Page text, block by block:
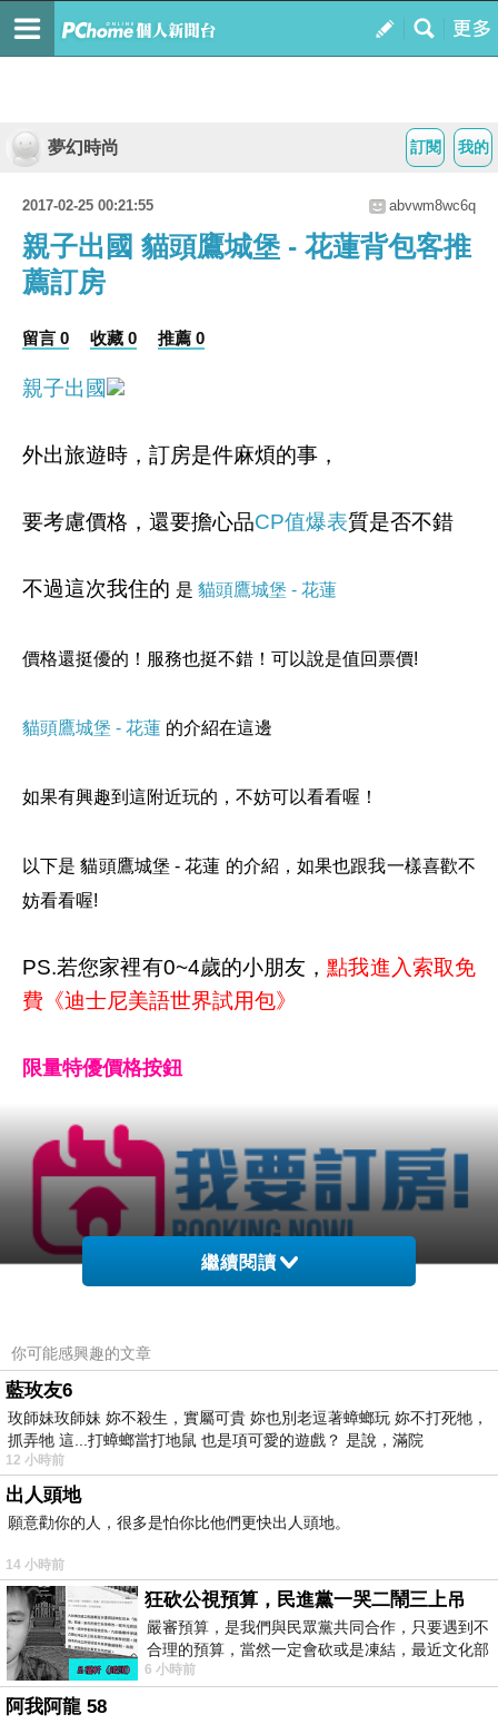
我的
訂閱
夢幻時尚
2017-02-25 00:21:55 abvwm8wc6q
親子出國 貓頭鷹城堡 - 花蓮背包客推
薦訂房
留言 0 收藏 0 推薦 0
親子出國
外出旅遊時，訂房是件麻煩的事，
要考慮價格，還要擔心品CP值爆表質是否不錯
不過這次我住的 是 貓頭鷹城堡 - 花蓮
價格還挺優的！服務也挺不錯！可以說是值回票價!
貓頭鷹城堡 - 花蓮 的介紹在這邊
如果有興趣到這附近玩的，不妨可以看看喔！
以下是 貓頭鷹城堡 - 花蓮 的介紹，如果也跟我一樣喜歡不
妨看看喔!
PS.若您家裡有0~4歲的小朋友，點我進入索取免
費《迪士尼美語世界試用包》
限量特優價格按鈕
繼續閱讀
你可能感興趣的文章
藍玫友6
玫師妹玫師妹 妳不殺生，實屬可貴 妳也別老逗著蟑螂玩 妳不打死牠，
抓弄牠 這...打蟑螂當打地鼠 也是項可愛的遊戲？ 是說，滿院
12 小時前
出人頭地
願意勸你的人，很多是怕你比他們更快出人頭地。
14 小時前
狂砍公視預算，民進黨一哭二鬧三上吊
嚴審預算，是我們與民眾黨共同合作，只要遇到不
合理的預算，當然一定會砍或是凍結，最近文化部
要編列公視和Taiwan plus預算，在110年
6 小時前
阿我阿龍 58